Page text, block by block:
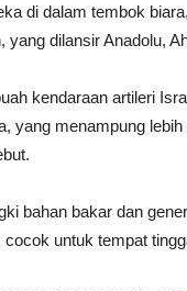
di dalam tembok
yang dilansir Anadolu,
kendaraan artileri
yang menampung
bahan bakar dan
cocok untuk tempat